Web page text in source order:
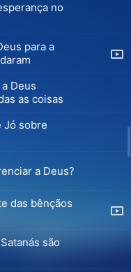
no
para a
Deus
as coisas
Jó sobre
a Deus?
das bênçãos
são